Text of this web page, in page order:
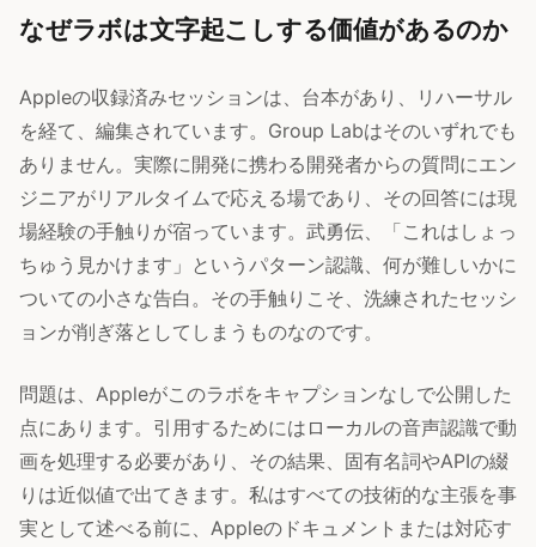
なぜラボは文字起こしする価値があるのか
Appleの収録済みセッションは、台本があり、リハーサル
を経て、編集されています。Group Labはそのいずれでも
ありません。実際に開発に携わる開発者からの質問にエン
ジニアがリアルタイムで応える場であり、その回答には現
場経験の手触りが宿っています。武勇伝、「これはしょっ
ちゅう見かけます」というパターン認識、何が難しいかに
ついての小さな告白。その手触りこそ、洗練されたセッシ
ョンが削ぎ落としてしまうものなのです。
問題は、Appleがこのラボをキャプションなしで公開した
点にあります。引用するためにはローカルの音声認識で動
画を処理する必要があり、その結果、固有名詞やAPIの綴
りは近似値で出てきます。私はすべての技術的な主張を事
実として述べる前に、Appleのドキュメントまたは対応す